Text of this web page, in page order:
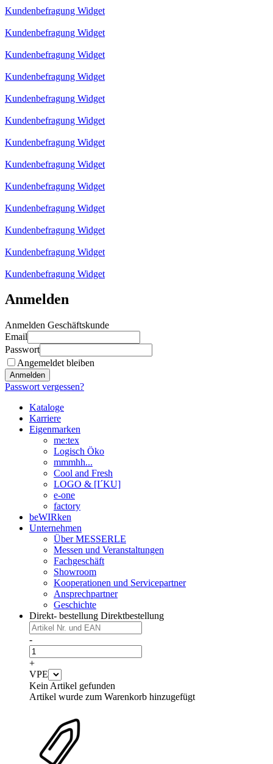
Kundenbefragung Widget
Kundenbefragung Widget
Kundenbefragung Widget
Kundenbefragung Widget
Kundenbefragung Widget
Kundenbefragung Widget
Kundenbefragung Widget
Kundenbefragung Widget
Kundenbefragung Widget
Kundenbefragung Widget
Kundenbefragung Widget
Kundenbefragung Widget
Kundenbefragung Widget
Anmelden
Anmelden Geschäftskunde
Email
Passwort
Angemeldet bleiben
Anmelden
Passwort vergessen?
Kataloge
Karriere
Eigenmarken
me:tex
Logisch Öko
mmmhh...
Cool and Fresh
LOGO & [I´KU]
e-one
factory
beWIRken
Unternehmen
Über MESSERLE
Messen und Veranstaltungen
Fachgeschäft
Showroom
Kooperationen und Servicepartner
Ansprechpartner
Geschichte
Direkt- bestellung Direktbestellung
-
+
VPE
Kein Artikel gefunden
Artikel wurde zum Warenkorb hinzugefügt